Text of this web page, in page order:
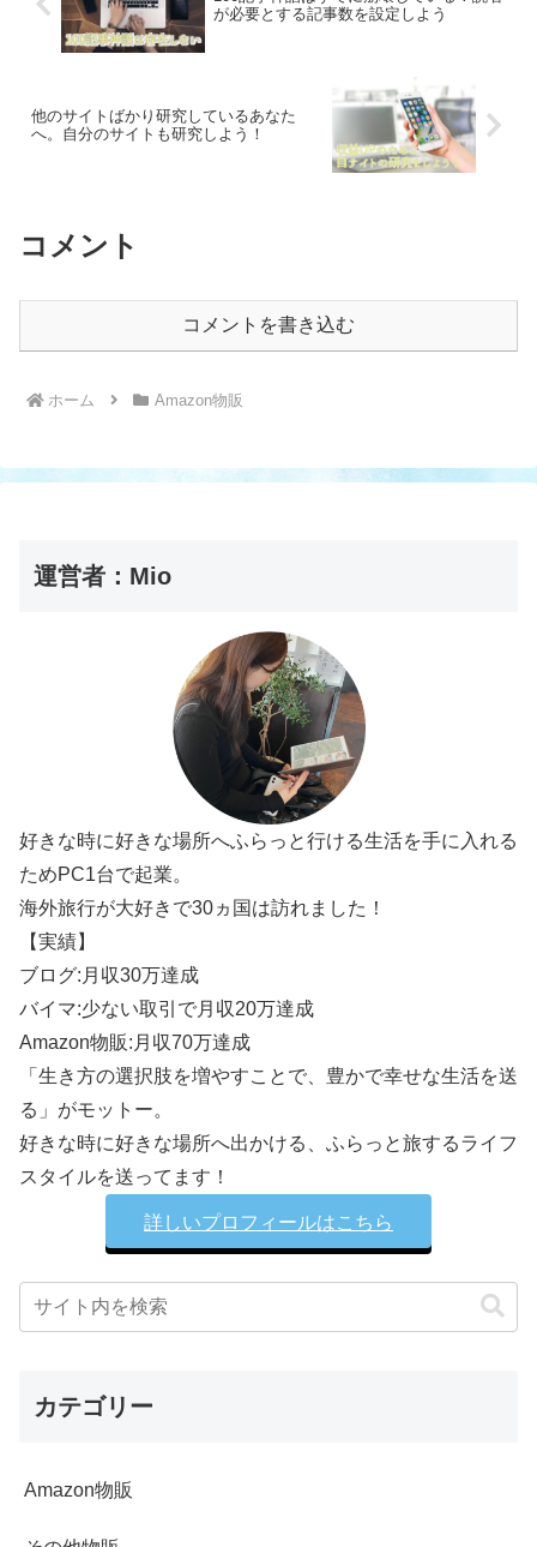
が必要とする記事数を設定しよう
他のサイトばかり研究しているあなた
へ。自分のサイトも研究しよう！
コメント
コメントを書き込む
ホーム Amazon物販
運営者：Mio
好きな時に好きな場所へふらっと行ける生活を手に入れる
ためPC1台で起業。
海外旅行が大好きで30ヵ国は訪れました！
【実績】
ブログ:月収30万達成
バイマ:少ない取引で月収20万達成
Amazon物販:月収70万達成
「生き方の選択肢を増やすことで、豊かで幸せな生活を送
る」がモットー。
好きな時に好きな場所へ出かける、ふらっと旅するライフ
スタイルを送ってます！
詳しいプロフィールはこちら
カテゴリー
Amazon物販